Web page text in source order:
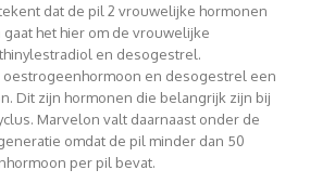
dat de pil 2 vrouwelijke hormonen
het hier om de vrouwelijke
en desogestrel.
oestrogeenhormoon en desogestrel een
Dit zijn hormonen die belangrijk zijn bij
Marvelon valt daarnaast onder de
omdat de pil minder dan 50
per pil bevat.